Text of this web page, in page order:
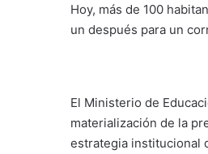
Hoy, más de 100
un después para un
El Ministerio de
materialización de la
estrategia institucional